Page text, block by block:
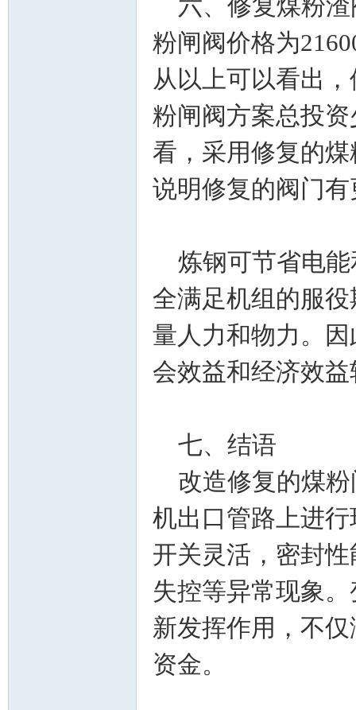
六、修复煤粉渣
粉闸阀价格为
从以上可以看出
粉闸阀方案总投
看，采用修复的
说明修复的阀门
炼钢可节省电能
全满足机组的服
量人力和物力。
会效益和经济效
七、结语
改造修复的煤粉
机出口管路上进
开关灵活，密封
失控等异常现象
新发挥作用，不
资金。